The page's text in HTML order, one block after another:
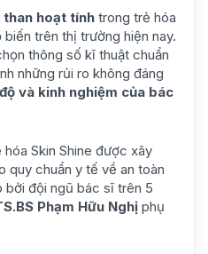
hoạt tính trong trẻ hóa
trên thị trường hiện nay.
thông số kĩ thuật chuẩn
những rủi ro không đáng
và kinh nghiệm của bác
Skin Shine được xây
quy chuẩn y tế về an toàn
đội ngũ bác sĩ trên 5
Phạm Hữu Nghị phụ